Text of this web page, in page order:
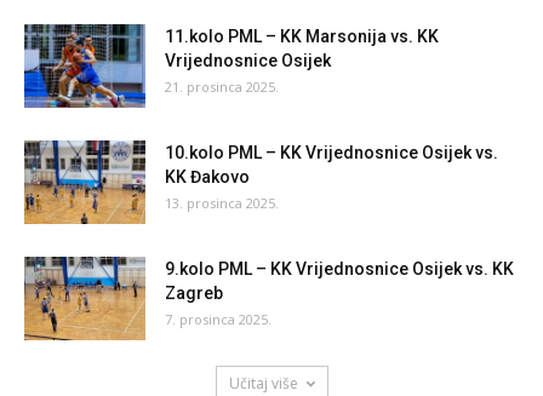
11.kolo PML – KK Marsonija vs. KK
Vrijednosnice Osijek
21. prosinca 2025.
10.kolo PML – KK Vrijednosnice Osijek vs.
KK Đakovo
13. prosinca 2025.
9.kolo PML – KK Vrijednosnice Osijek vs. KK
Zagreb
7. prosinca 2025.
Učitaj više